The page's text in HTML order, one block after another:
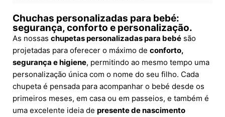
Chuchas personalizadas para bebé:
segurança, conforto e personalização.
As nossas chupetas personalizadas para bebé são
projetadas para oferecer o máximo de conforto,
segurança e higiene, permitindo ao mesmo tempo uma
personalização única com o nome do seu filho. Cada
chupeta é pensada para acompanhar o bebé desde os
primeiros meses, em casa ou em passeios, e também é
uma excelente ideia de presente de nascimento